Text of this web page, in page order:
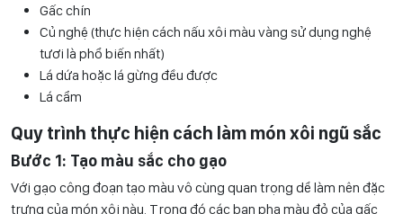
Gấc chín
Củ nghệ (thực hiện cách nấu xôi màu vàng sử dụng nghệ
tươi là phổ biến nhất)
Lá dứa hoặc lá gừng đều được
Lá cẩm
Quy trình thực hiện cách làm món xôi ngũ sắc
Bước 1: Tạo màu sắc cho gạo
Với gạo công đoạn tạo màu vô cùng quan trọng dể làm nên đặc
trưng của món xôi nàu. Trong đó các bạn pha màu đỏ của gấc